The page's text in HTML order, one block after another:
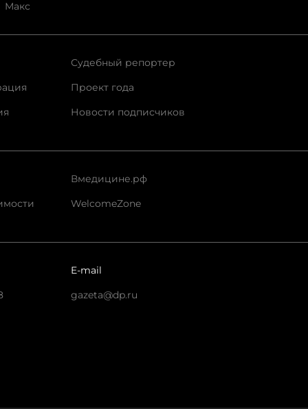
Макс
Судебный репортер
Проект года
Новости подписчиков
Вмедицине.рф
WelcomeZone
E-mail
gazeta@dp.ru